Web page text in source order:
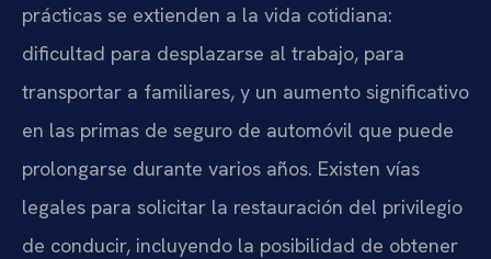
prácticas se extienden a la vida cotidiana:
dificultad para desplazarse al trabajo, para
transportar a familiares, y un aumento significativo
en las primas de seguro de automóvil que puede
prolongarse durante varios años. Existen vías
legales para solicitar la restauración del privilegio
de conducir, incluyendo la posibilidad de obtener